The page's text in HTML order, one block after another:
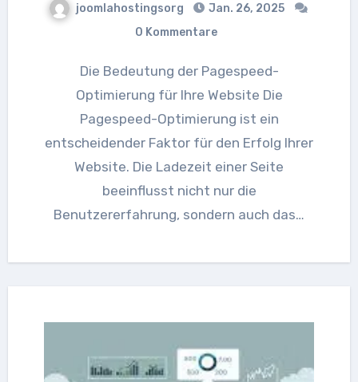
joomlahostingsorg
Jan. 26, 2025
0 Kommentare
Die Bedeutung der Pagespeed-
Optimierung für Ihre Website Die
Pagespeed-Optimierung ist ein
entscheidender Faktor für den Erfolg Ihrer
Website. Die Ladezeit einer Seite
beeinflusst nicht nur die
Benutzererfahrung, sondern auch das…